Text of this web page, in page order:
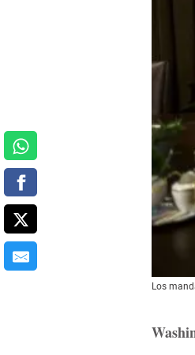
Los